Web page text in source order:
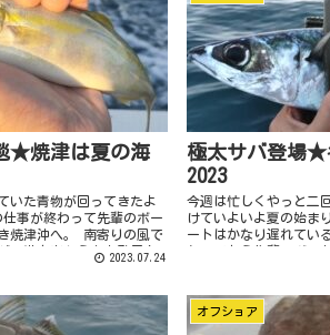
★焼津は夏の海
いた青物が回ってきたよ
事が終わって先輩のボー
焼津沖へ。 南寄りの風で
、港を出たら鳥山発見！
してしまう( ﾉД`) 諦め
2023.07.24
極太サバ登場
2023
今週は忙しくやっと二
けていよいよ夏の始ま
ートはかなり遅れてい
わってから先輩のボー
港 南寄り風ですがま
オフショア